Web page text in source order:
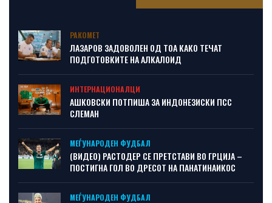
РАКОМЕТ
ЛАЗАРОВ ЗАДОВОЛЕН ОД ТОА КАКО ТЕЧАТ
ПОДГОТОВКИТЕ НА АЛКАЛОИД
ИНТЕРНАЦИОНАЛЦИ
АШКОВСКИ ПОТПИША ЗА ИНДОНЕЗИСКИ ПСС
СЛЕМАН
МЕЃУНАРОДЕН ФУДБАЛ
(ВИДЕО) РАСТОДЕР СЕ ПРЕТСТАВИ ВО ГРЦИЈА –
ПОСТИГНА ГОЛ ВО ДРЕСОТ НА ПАНАТИНАИКОС
МЕЃУНАРОДЕН ФУДБАЛ